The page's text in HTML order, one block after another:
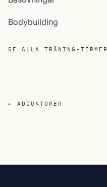
Bodybuilding
SE ALLA TRÄNING-TERMER
← ADDUKTORER